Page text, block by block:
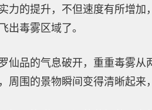
力的提升，不但速度有所增
出毒雾区域了。
仙品的气息破开，重重毒雾
周围的景物瞬间变得清晰起来